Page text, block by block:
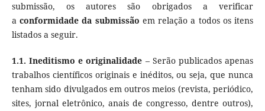
submissão, os autores são obrigados a verificar
aconformidade da submissão em relação a todos os itens
listados a seguir.
1.1. Ineditismo e originalidade – Serão publicados apenas
trabalhos científicos originais e inéditos, ou seja, que nunca
tenham sido divulgados em outros meios (revista, periódico,
sites, jornal eletrônico, anais de congresso, dentre outros),